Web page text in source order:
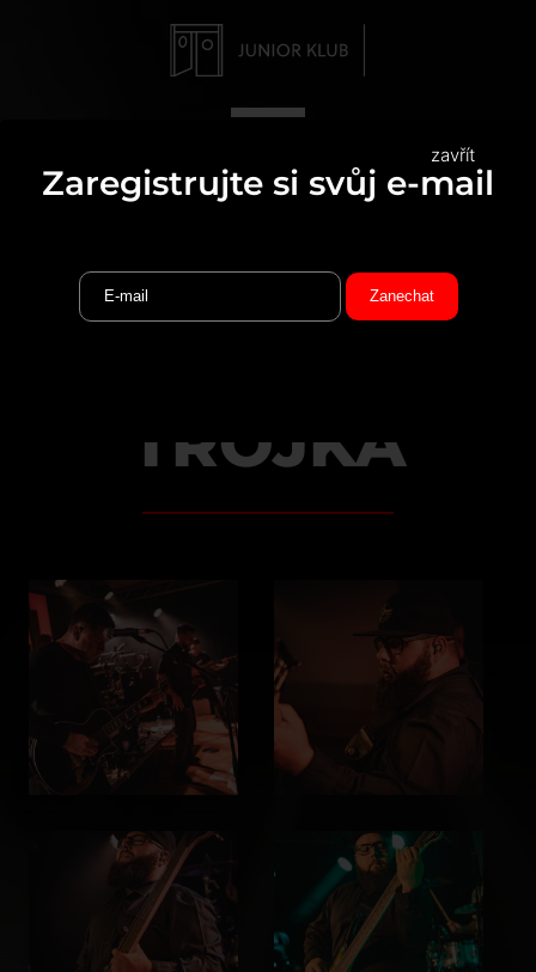
TROJKA
zavřít
Zaregistrujte si svůj e-mail